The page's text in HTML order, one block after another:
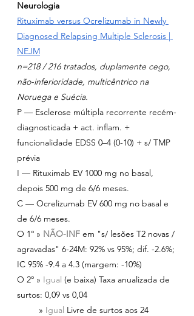
Neurologia
Rituximab versus Ocrelizumab in Newly
Diagnosed Relapsing Multiple Sclerosis |
NEJM
n=218 / 216 tratados, duplamente cego,
não-inferioridade, multicêntrico na
Noruega e Suécia.
P — Esclerose múltipla recorrente recém-
diagnosticada + act. inflam. +
funcionalidade EDSS 0–4 (0-10) + s/ TMP
prévia
I — Rituximab EV 1000 mg no basal,
depois 500 mg de 6/6 meses.
C — Ocrelizumab EV 600 mg no basal e
de 6/6 meses.
O 1º » NÃO-INF em "s/ lesões T2 novas /
agravadas" 6-24M: 92% vs 95%; dif. -2.6%;
IC 95% -9.4 a 4.3 (margem: -10%)
O 2º » Igual (e baixa) Taxa anualizada de
surtos: 0,09 vs 0,04
» Igual Livre de surtos aos 24